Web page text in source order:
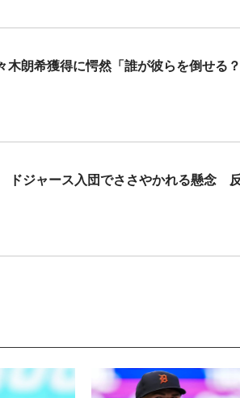
朗希獲得に愕然「誰が彼らを倒せる？
ドジャース入団でささやかれる懸念 反